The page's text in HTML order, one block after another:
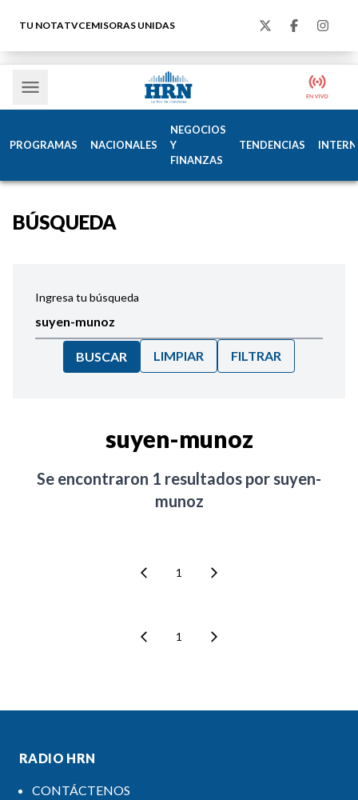
TU NOTATVCEMISORAS UNIDAS
PROGRAMAS NACIONALES
NEGOCIOS
Y
FINANZAS
TENDENCIAS
BÚSQUEDA
Ingresa tu búsqueda
BUSCAR LIMPIAR FILTRAR
suyen-munoz
Se encontraron 1 resultados por suyen-
munoz
1
1
RADIO HRN
CONTÁCTENOS